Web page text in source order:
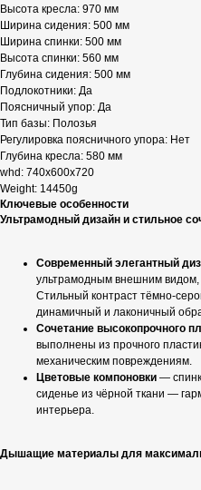
Высота кресла: 970 мм
Ширина сидения: 500 мм
Ширина спинки: 500 мм
Высота спинки: 560 мм
Глубина сидения: 500 мм
Подлокотники: Да
Поясничный упор: Да
Тип базы: Полозья
Регулировка поясничного упора: Нет
Глубина кресла: 580 мм
whd: 740x600x720
Weight: 14450g
Ключевые особенности
Ультрамодный дизайн и стильное
Современный элегантный
ультрамодным внешним видом,
Стильный контраст тёмно-
динамичный и лаконичный
Сочетание высокопрочного
выполнены из прочного
механическим повреждениям.
Цветовые компоновки —
сиденье из чёрной ткани —
интерьера.
Дышащие материалы для